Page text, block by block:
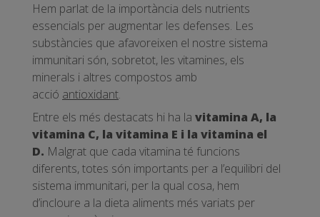
Hem parlat de la importància dels nutrients
essencials per augmentar les defenses. Les
substàncies que afavoreixen el nostre sistema
immunitari són, sobretot, les vitamines, els
minerals i altres compostos amb
acció antioxidant.
Entre els més destacats hi ha la vitamina A, la
vitamina C, la vitamina E i la vitamina el
D. Malgrat que cada vitamina té funcions
diferents, totes són importants per a l’equilibri del
sistema immunitari, per la qual cosa, hem
d’incloure a la dieta aliments més variats per